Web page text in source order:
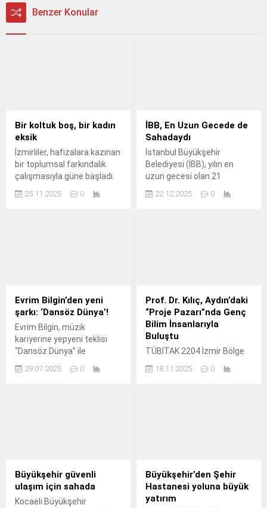
Benzer Konular
Bir koltuk boş, bir kadın
eksik
İzmirliler, hafızalara kazınan
bir toplumsal farkındalık
çalışmasıyla güne başladı.
25.11.2025 0
İBB, En Uzun Gecede de
Sahadaydı
İstanbul Büyükşehir
Belediyesi (İBB), yılın en
uzun gecesi olan 21
yanında 7/24 yürütülen
22.12.2025 0
Evrim Bilgin’den yeni
şarkı: ‘Dansöz Dünya’!
Evrim Bilgin, müzik
kariyerine yepyeni teklisi
“Dansöz Dünya” ile
heyecanını ve mutluluğunu
29.07.2025 0
Prof. Dr. Kılıç, Aydın’daki
“Proje Pazarı”nda Genç
Bilim İnsanlarıyla
Buluştu
TÜBİTAK 2204 İzmir Bölge
Üniversitesi (DEÜ) Rektör
18.11.2025 0
Büyükşehir güvenli
ulaşım için sahada
Kocaeli Büyükşehir
Büyükşehir’den Şehir
Hastanesi yoluna büyük
yatırım